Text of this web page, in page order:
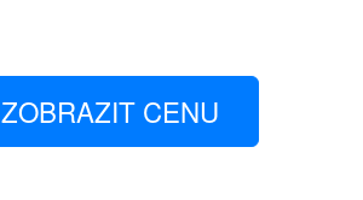
ZOBRAZIT CENU